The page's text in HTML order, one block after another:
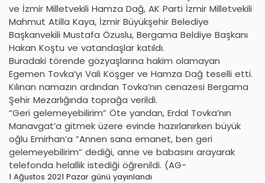
ve İzmir Milletvekili Hamza Dağ, AK Parti İzmir Milletvekili
Mahmut Atilla Kaya, İzmir Büyükşehir Belediye
Başkanvekili Mustafa Özuslu, Bergama Beldiye Başkanı
Hakan Koştu ve vatandaşlar katıldı.
Buradaki törende gözyaşlarına hakim olamayan
Egemen Tovka’yı Vali Köşger ve Hamza Dağ teselli etti.
Kılınan namazın ardından Tovka’nın cenazesi Bergama
Şehir Mezarlığında toprağa verildi.
“Geri gelemeyebilirim” Öte yandan, Erdal Tovka’nın
Manavgat’a gitmek üzere evinde hazırlanırken büyük
oğlu Emirhan’a “Annen sana emanet, ben geri
gelemeyebilirim” dediği, anne ve babasını arayarak
telefonda helallik istediği öğrenildi. (AG-
1 Ağustos 2021 Pazar günü yayınlandı